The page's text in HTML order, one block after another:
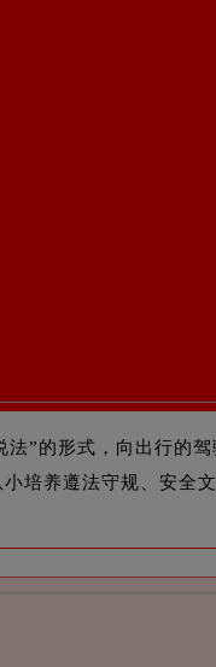
”的形式，向出行的
培养遵法守规、安全